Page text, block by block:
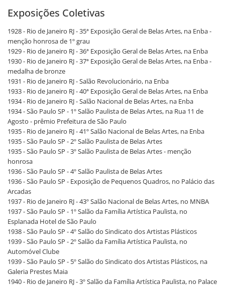
Exposições Coletivas
1928 - Rio de Janeiro RJ - 35ª Exposição Geral de Belas Artes, na Enba -
menção honrosa de 1º grau
1929 - Rio de Janeiro RJ - 36ª Exposição Geral de Belas Artes, na Enba
1930 - Rio de Janeiro RJ - 37ª Exposição Geral de Belas Artes, na Enba -
medalha de bronze
1931 - Rio de Janeiro RJ - Salão Revolucionário, na Enba
1933 - Rio de Janeiro RJ - 40ª Exposição Geral de Belas Artes, na Enba
1934 - Rio de Janeiro RJ - Salão Nacional de Belas Artes, na Enba
1934 - São Paulo SP - 1º Salão Paulista de Belas Artes, na Rua 11 de
Agosto - prêmio Prefeitura de São Paulo
1935 - Rio de Janeiro RJ - 41º Salão Nacional de Belas Artes, na Enba
1935 - São Paulo SP - 2º Salão Paulista de Belas Artes
1935 - São Paulo SP - 3º Salão Paulista de Belas Artes - menção
honrosa
1936 - São Paulo SP - 4º Salão Paulista de Belas Artes
1936 - São Paulo SP - Exposição de Pequenos Quadros, no Palácio das
Arcadas
1937 - Rio de Janeiro RJ - 43º Salão Nacional de Belas Artes, no MNBA
1937 - São Paulo SP - 1º Salão da Família Artística Paulista, no
Esplanada Hotel de São Paulo
1938 - São Paulo SP - 4º Salão do Sindicato dos Artistas Plásticos
1939 - São Paulo SP - 2º Salão da Família Artística Paulista, no
Automóvel Clube
1939 - São Paulo SP - 5º Salão do Sindicato dos Artistas Plásticos, na
Galeria Prestes Maia
1940 - Rio de Janeiro RJ - 3º Salão da Família Artística Paulista, no Palace